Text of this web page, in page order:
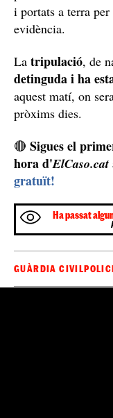
i portats a terra
evidència.
La tripulació, de
detinguda i ha
aquest matí, on
pròxims dies.
🔴 Sigues el
hora d'ElCaso.cat
gratuït!
Ha passat
GUÀRDIA CIVIL